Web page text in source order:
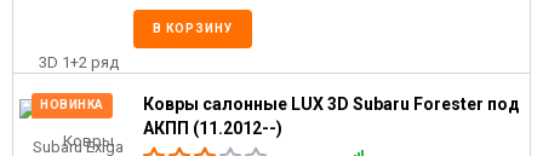
В КОРЗИНУ
НОВИНКА
Ковры салонные LUX 3D Subaru Forester под
АКПП (11.2012--)